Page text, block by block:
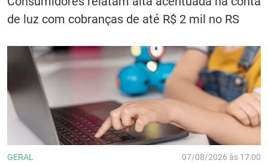
de luz com cobranças de até R$ 2 mil no RS
GERAL 07/08/2026 às 17:00